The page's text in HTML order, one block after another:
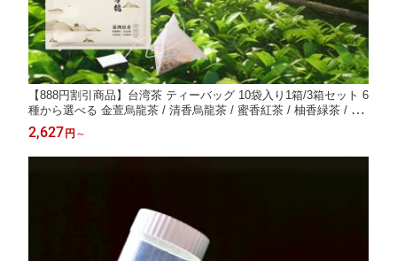
【888円割引商品】台湾茶 ティーバッグ 10袋入り1箱/3箱セット 6
種から選べる 金萱烏龍茶 / 清香烏龍茶 / 蜜香紅茶 / 柚香緑茶 / 柚
香烏龍茶 / 柚香紅茶 金萱 ウーロン茶 台湾茶 お茶 水出し 無添加
【福茗堂】【台湾直送】
2,627 円 ～